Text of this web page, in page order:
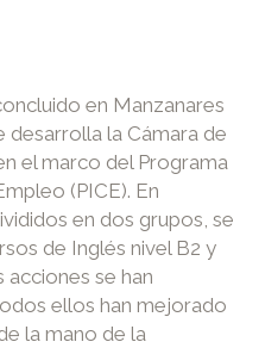
en Manzanares
desarrolla la Cámara de
el marco del Programa
(PICE). En
en dos grupos, se
de Inglés nivel B2 y
acciones se han
ellos han mejorado
la mano de la